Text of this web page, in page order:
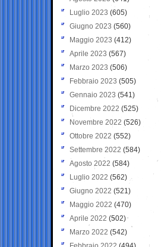
Luglio 2023 (605)
Giugno 2023 (560)
Maggio 2023 (412)
Aprile 2023 (567)
Marzo 2023 (506)
Febbraio 2023 (505)
Gennaio 2023 (541)
Dicembre 2022 (525)
Novembre 2022 (526)
Ottobre 2022 (552)
Settembre 2022 (584)
Agosto 2022 (584)
Luglio 2022 (562)
Giugno 2022 (521)
Maggio 2022 (470)
Aprile 2022 (502)
Marzo 2022 (542)